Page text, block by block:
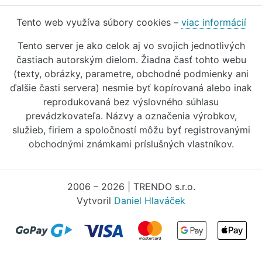
Tento web využíva súbory cookies – viac informácií
Tento server je ako celok aj vo svojich jednotlivých
častiach autorským dielom. Žiadna časť tohto webu
(texty, obrázky, parametre, obchodné podmienky ani
ďalšie časti servera) nesmie byť kopírovaná alebo inak
reprodukovaná bez výslovného súhlasu
prevádzkovateľa. Názvy a označenia výrobkov,
služieb, firiem a spoločností môžu byť registrovanými
obchodnými známkami príslušných vlastníkov.
2006 – 2026 | TRENDO s.r.o.
Vytvoril Daniel Hlaváček